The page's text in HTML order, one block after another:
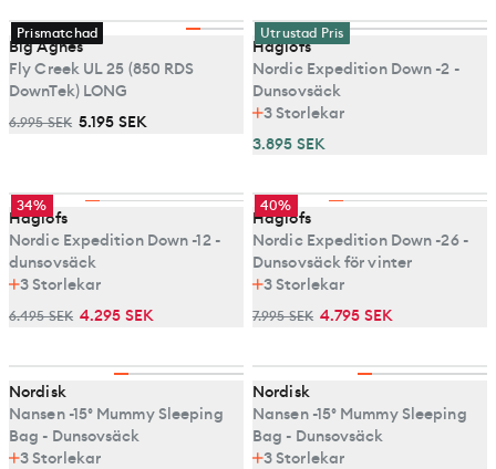
Prismatchad
Big Agnes
Fly Creek UL 25 (850 RDS
DownTek) LONG
6.995 SEK 5.195 SEK
Utrustad Pris
Haglöfs
Nordic Expedition Down -2 -
Dunsovsäck
3Storlekar
3.895 SEK
34%
Haglöfs
Nordic Expedition Down -12 -
dunsovsäck
3Storlekar
6.495 SEK 4.295 SEK
40%
Haglöfs
Nordic Expedition Down -26 -
Dunsovsäck för vinter
3Storlekar
7.995 SEK 4.795 SEK
Nordisk
Nansen -15° Mummy Sleeping
Bag - Dunsovsäck
3Storlekar
Nordisk
Nansen -15° Mummy Sleeping
Bag - Dunsovsäck
3Storlekar